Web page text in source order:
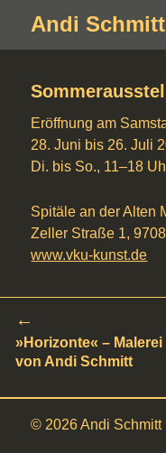
Andi Schmitt
Eröffnung am
28. Juni bis 26. Juli
Di. bis So., 11–18
Spitäle an der Alten
Zeller Straße 1,
www.vku-kunst.de
←
Vorheriger
Beitrag:
»Horizonte« – Malerei
von Andi Schmitt
© 2026 Andi Schmitt